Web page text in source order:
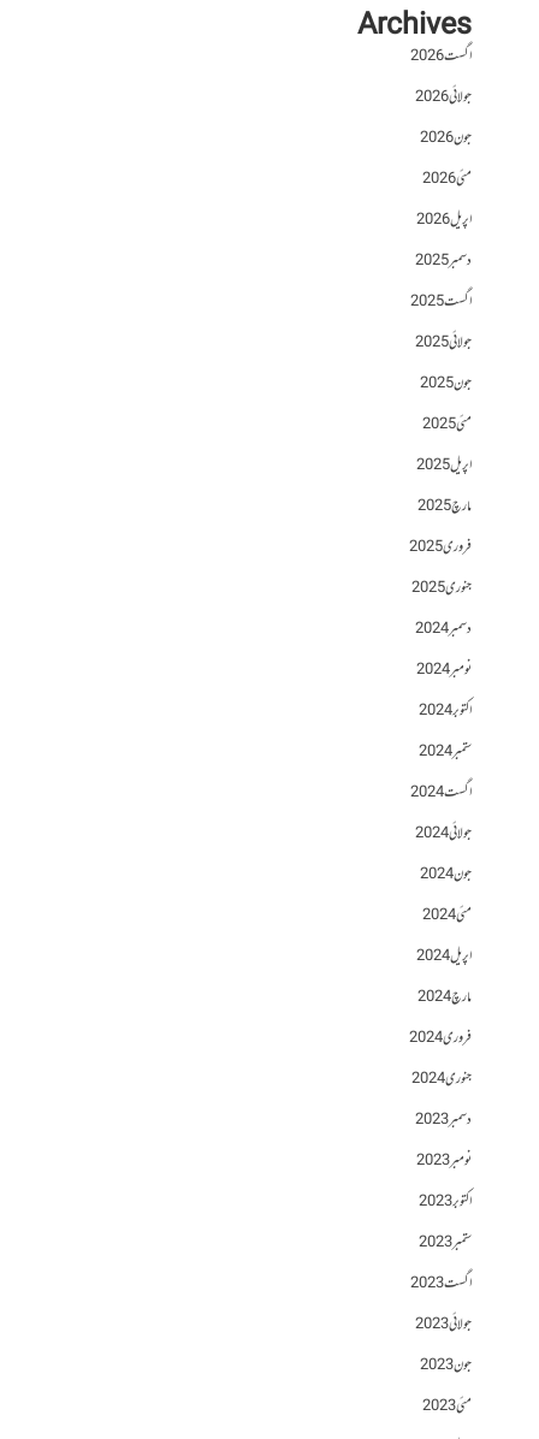
Archives
اگست 2026
جولائی 2026
جون 2026
مئی 2026
اپریل 2026
دسمبر 2025
اگست 2025
جولائی 2025
جون 2025
مئی 2025
اپریل 2025
مارچ 2025
فروری 2025
جنوری 2025
دسمبر 2024
نومبر 2024
اکتوبر 2024
ستمبر 2024
اگست 2024
جولائی 2024
جون 2024
مئی 2024
اپریل 2024
مارچ 2024
فروری 2024
جنوری 2024
دسمبر 2023
نومبر 2023
اکتوبر 2023
ستمبر 2023
اگست 2023
جولائی 2023
جون 2023
مئی 2023